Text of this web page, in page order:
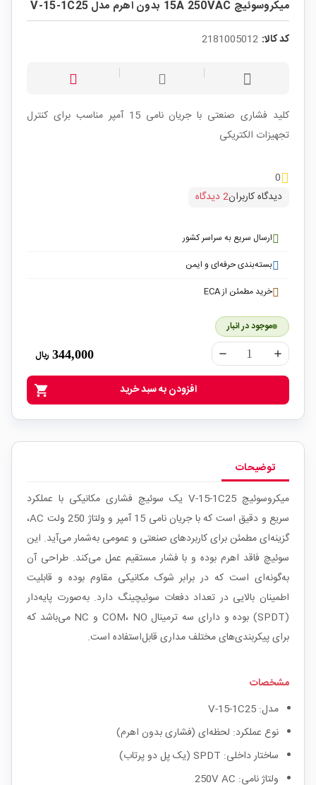
میکروسوئیچ 15A 250VAC بدون اهرم مدل V-15-1C25
کد کالا: 2181005012
کلید فشاری صنعتی با جریان نامی 15 آمپر مناسب برای کنترل
تجهیزات الکتریکی
0
دیدگاه کاربران2 دیدگاه
ارسال سریع به سراسر کشور
بسته‌بندی حرفه‌ای و ایمن
خرید مطمئن از ECA
موجود در انبار
remove add
344,000 ریال
shopping_cart افزودن به سبد خرید
توضیحات
میکروسوئیچ V-15-1C25 یک سوئیچ فشاری مکانیکی با عملکرد
سریع و دقیق است که با جریان نامی 15 آمپر و ولتاژ 250 ولت AC،
گزینه‌ای مطمئن برای کاربردهای صنعتی و عمومی به‌شمار می‌آید. این
سوئیچ فاقد اهرم بوده و با فشار مستقیم عمل می‌کند. طراحی آن
به‌گونه‌ای است که در برابر شوک مکانیکی مقاوم بوده و قابلیت
اطمینان بالایی در تعداد دفعات سوئیچینگ دارد. به‌صورت پایه‌دار
(SPDT) بوده و دارای سه ترمینال COM، NO و NC می‌باشد که
برای پیکربندی‌های مختلف مداری قابل‌استفاده است.
مشخصات
مدل: V-15-1C25
نوع عملکرد: لحظه‌ای (فشاری بدون اهرم)
ساختار داخلی: SPDT (یک پل دو پرتاب)
ولتاژ نامی: 250V AC